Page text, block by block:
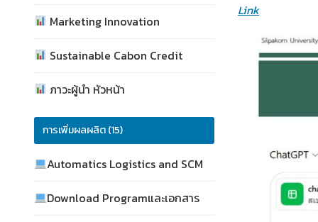
Marketing Innovation
Sustainable Cabon Credit
ภาวะผู้นำ หัวหน้า
การเพิ่มผลผลิต (15)
Automatics Logistics and SCM
Download Programและเอกสาร
Link